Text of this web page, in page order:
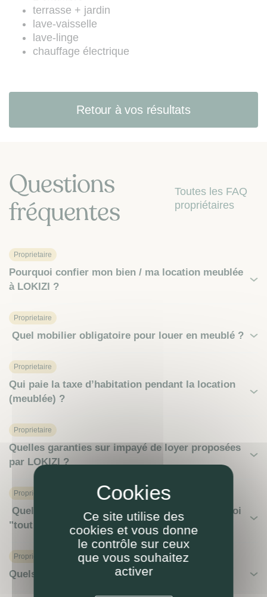
en faveur des consommateurs par
les articles L. 223-1 à L. 223-7 du
Code de la consommation (site web
: www.bloctel.gouv.fr
terrasse + jardin
lave-vaisselle
lave-linge
chauffage électrique
Retour à vos résultats
Questions
fréquentes
Toutes les FAQ
propriétaires
Proprietaire
Pourquoi confier mon bien / ma location meublée
à LOKIZI ?
Proprietaire
Quel mobilier obligatoire pour louer en meublé ?
Proprietaire
Qui paie la taxe d’habitation pendant la location
(meublée) ?
Proprietaire
Quelles garanties sur impayé de loyer proposées
par LOKIZI ?
Proprietaire
Quels honoraires de gestion LOKIZI ? C'est quoi
"tout compris"?
Proprietaire
Quels avis clients pour la prestation LOKIZI ?
Ce site utilise des
cookies et vous donne
le contrôle sur ceux
que vous souhaitez
activer